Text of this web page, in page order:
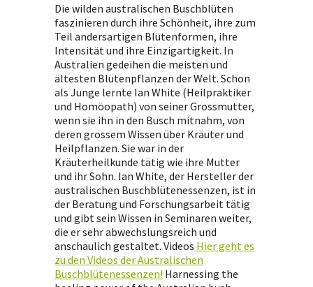
Die wilden australischen Buschblüten
faszinieren durch ihre Schönheit, ihre zum
Teil andersartigen Blütenformen, ihre
Intensität und ihre Einzigartigkeit. In
Australien gedeihen die meisten und
ältesten Blütenpflanzen der Welt. Schon
als Junge lernte Ian White (Heilpraktiker
und Homöopath) von seiner Grossmutter,
wenn sie ihn in den Busch mitnahm, von
deren grossem Wissen über Kräuter und
Heilpflanzen. Sie war in der
Kräuterheilkunde tätig wie ihre Mutter
und ihr Sohn. Ian White, der Hersteller der
australischen Buschblütenessenzen, ist in
der Beratung und Forschungsarbeit tätig
und gibt sein Wissen in Seminaren weiter,
die er sehr abwechslungsreich und
anschaulich gestaltet. Videos Hier geht es
zu den Videos der Australischen
Buschblütenessenzen! Harnessing the